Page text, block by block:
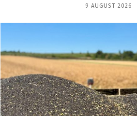
9 AUGUST 2026